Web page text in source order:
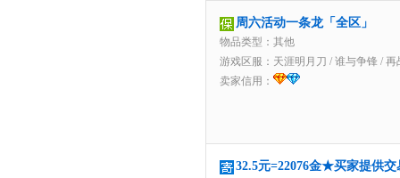
周六活动一条龙「全区」
物品类型：其他
游戏区服： 天涯明月刀 / 谁与争锋 / 再
卖家信用：
32.5元=22076金★买家提供